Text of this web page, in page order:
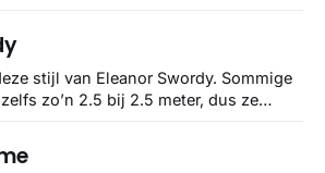
stijl van Eleanor Swordy. Sommige
zo’n 2.5 bij 2.5 meter, dus ze